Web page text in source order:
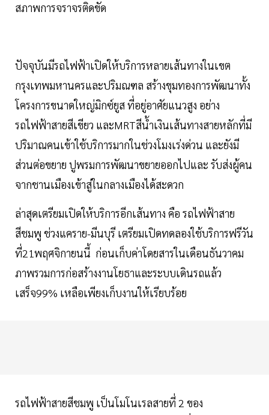
สภาพการจราจรติดขัด
ปัจจุบันมีรถไฟฟ้าเปิดให้บริการหลายเส้นทางในเขต
กรุงเทพมหานครและปริมณฑล สร้างขุมทองการพัฒนาทั้ง
โครงการขนาดใหญ่มิกซ์ยูส ที่อยู่อาศัยแนวสูง อย่าง
รถไฟฟ้าสายสีเขียว และMRTสีนํ้าเงินเส้นทางสายหลักที่มี
ปริมาณคนเข้าใช้บริการมากในช่วงโมงเร่งด่วน และยังมี
ส่วนต่อขยาย ปูพรมการพัฒนาขยายออกไปและ รับส่งผู้คน
จากชานเมืองเข้าสู่ในกลางเมืองได้สะดวก
ล่าสุดเตรียมเปิดให้บริการอีกเส้นทาง คือ รถไฟฟ้าสาย
สีชมพู ช่วงแคราย-มีนบุรี เตรียมเปิดทดลองใช้บริการฟรีวัน
ที่21พฤศจิกายนนี้ ก่อนเก็บค่าโดยสารในเดือนธันวาคม
ภาพรวมการก่อสร้างงานโยธาและระบบเดินรถแล้ว
เสร็จ99% เหลือเพียงเก็บงานให้เรียบร้อย
รถไฟฟ้าสายสีชมพู เป็นโมโนเรลสายที่ 2 ของ